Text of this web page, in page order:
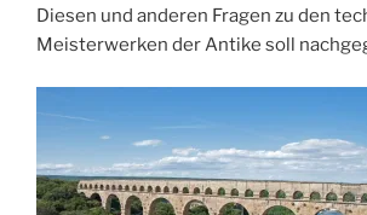
Diesen und anderen Fragen zu den
Meisterwerken der Antike soll